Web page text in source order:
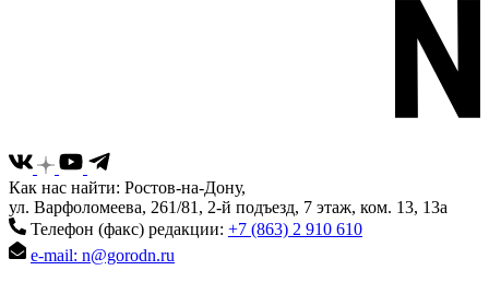
Как нас найти: Ростов-на-Дону,
ул. Варфоломеева, 261/81, 2-й подъезд, 7 этаж, ком. 13, 13а
Телефон (факс) редакции: +7 (863) 2 910 610
e-mail: n@gorodn.ru